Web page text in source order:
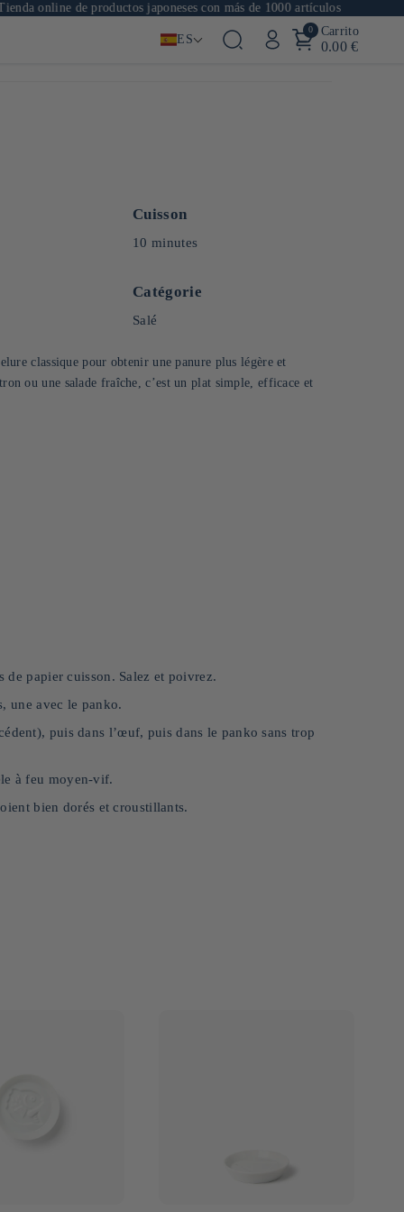
online de productos japoneses con más de 1000 artículos
ES
0 Carrito
0.00 €
Cuisson
10 minutes
Catégorie
Salé
classique pour obtenir une panure plus légère et
ou une salade fraîche, c’est un plat simple, efficace et
de papier cuisson. Salez et poivrez.
une avec le panko.
puis dans l’œuf, puis dans le panko sans trop
à feu moyen-vif.
bien dorés et croustillants.